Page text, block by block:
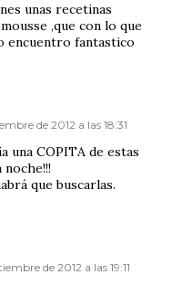
unas recetinas
,que con lo que
encuentro fantastico
de 2012 a las 18:31
una COPITA de estas
noche!!!
que buscarlas.
de 2012 a las 19:11